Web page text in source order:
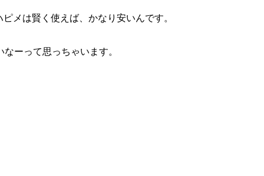
メは賢く使えば、かなり安いんです。
ーって思っちゃいます。